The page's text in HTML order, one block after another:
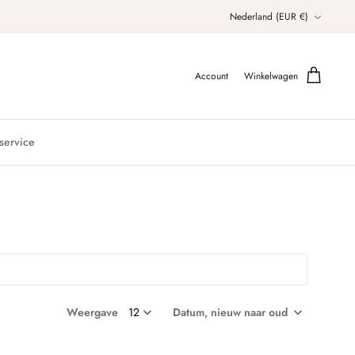
Valuta
Nederland (EUR €)
Account Winkelwagen
Weergave Datum, nieuw naar oud